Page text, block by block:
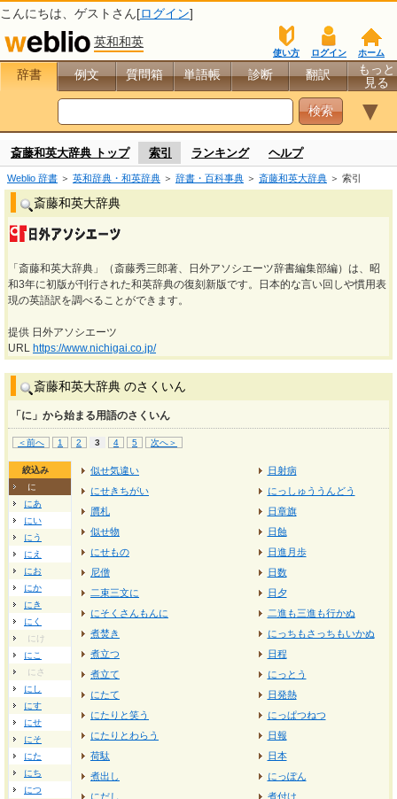
こんにちは、 ゲスト さん[ログイン]
英和和英
ホーム
ログイン
使い方
辞書 例文 質問箱 単語帳 診断 翻訳
もっと
見る
▼
斎藤和英大辞典 トップ 索引 ランキング ヘルプ
Weblio 辞書 ＞ 英和辞典・和英辞典 ＞ 辞書・百科事典 ＞ 斎藤和英大辞典 ＞ 索引
斎藤和英大辞典
「斎藤和英大辞典」（斎藤秀三郎著、日外アソシエーツ辞書編集部編）は、昭
和3年に初版が刊行された和英辞典の復刻新版です。日本的な言い回しや慣用表
現の英語訳を調べることができます。
提供 日外アソシエーツ
URL https://www.nichigai.co.jp/
斎藤和英大辞典 のさくいん
「に」から始まる用語のさくいん
＜前へ 1 2 3 4 5 次へ＞
絞込み
に
にあ
にい
にう
にえ
にお
にか
にき
にく
にけ
にこ
にさ
にし
にす
にせ
にそ
にた
にち
につ
似せ気違い
にせきちがい
贋札
似せ物
にせもの
尼僧
二束三文に
にそくさんもんに
煮焚き
煮立つ
煮立て
にたて
にたりと笑う
にたりとわらう
荷駄
煮出し
にだし
日射病
にっしゅううんどう
日章旗
日蝕
日進月歩
日数
日夕
二進も三進も行かぬ
にっちもさっちもいかぬ
日程
にっとう
日発熱
にっぱつねつ
日報
日本
にっぽん
煮付け